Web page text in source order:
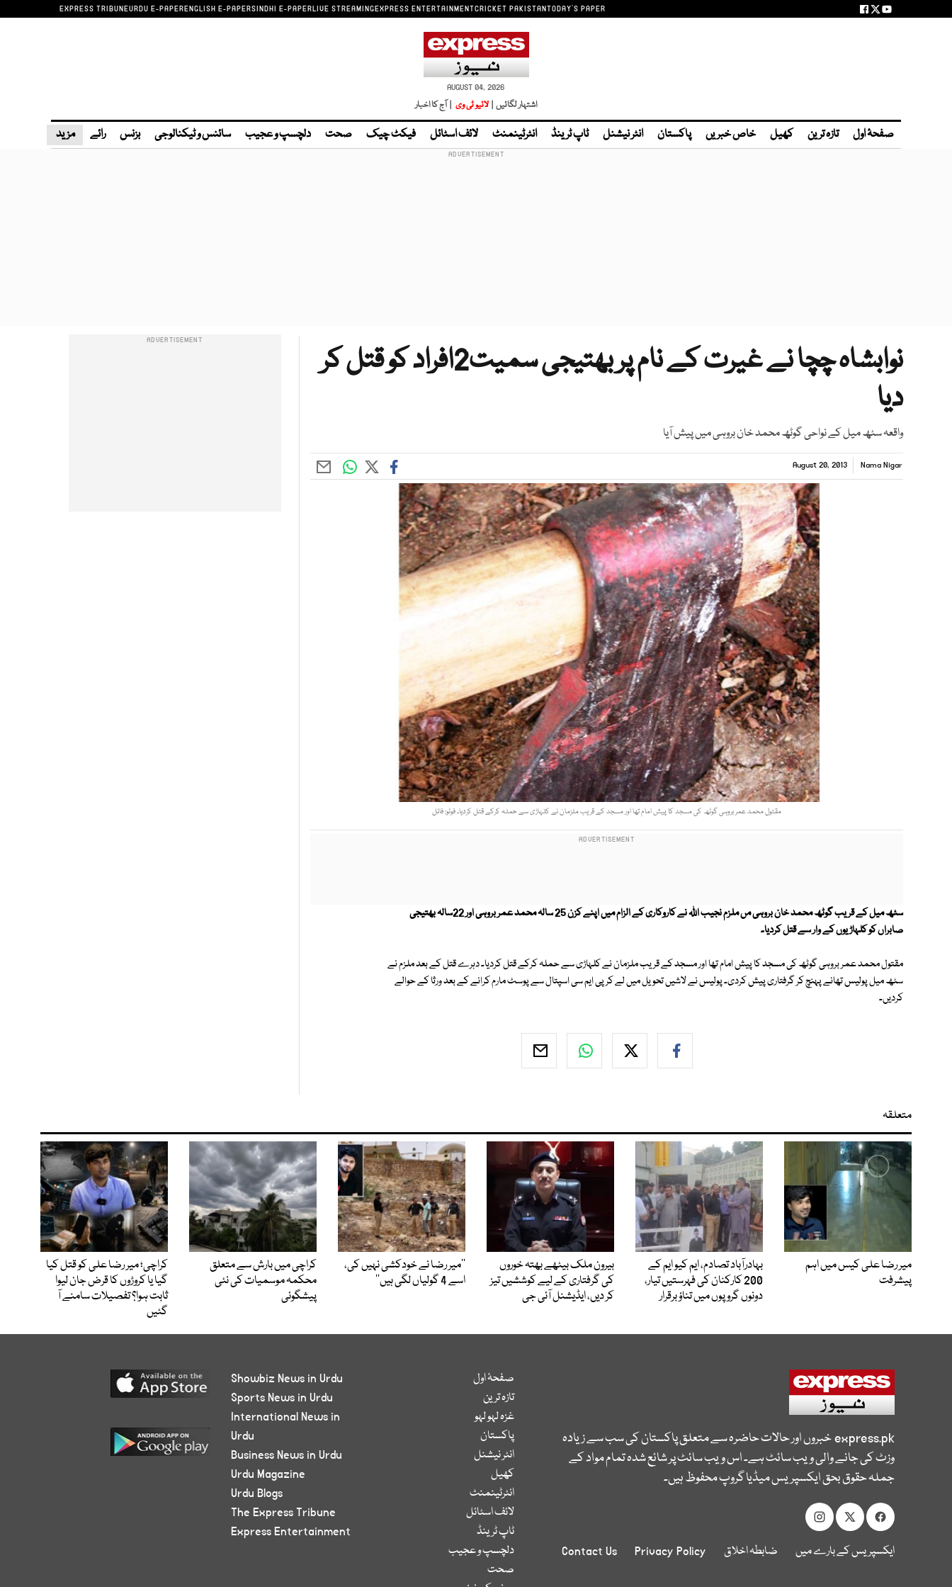
EXPRESS TRIBUNEURDU E-PAPERENGLISH E-PAPERSINDHI E-PAPERLIVE STREAMINGEXPRESS ENTERTAINMENTCRICKET PAKISTANTODAY'S PAPER
AUGUST 04, 2026
اشتہار لگائیں | لائیو ٹی وی | آج کا اخبار
صفحۂ اول تازہ ترین کھیل خاص خبریں پاکستان انٹر نیشنل ٹاپ ٹرینڈ انٹرٹینمنٹ لائف اسٹائل فیکٹ چیک صحت دلچسپ و عجیب سائنس و ٹیکنالوجی بزنس رائے مزید
نوابشاہ چچا نے غیرت کے نام پر بھتیجی سمیت2افراد کو قتل کر
دیا
واقعہ سٹھ میل کے نواحی گوٹھ محمد خان بروہی میں پیش آیا
Nama Nigar
August 20, 2013
مقتول محمد عمر بروہی گوٹھ کی مسجد کا پیش امام تھا اور مسجد کے قریب ملزمان نے کلہاڑی سے حملہ کرکے قتل کردیا۔ فوٹو: فائل
سٹھ میل کے قریب گوٹھ محمد خان بروہی مں ملزم نجیب اللہ نے کاروکاری کے الزام میں اپنے کزن 25 سالہ محمد عمر بروہی اور 22سالہ بھتیجی
صابراں کو کلہاڑیوں کے وار سے قتل کردیا۔
مقتول محمد عمر بروہی گوٹھ کی مسجد کا پیش امام تھا اور مسجد کے قریب ملزمان نے کلہاڑی سے حملہ کرکے قتل کردیا۔ دہرے قتل کے بعد ملزم نے
سٹھ میل پولیس تھانے پہنچ کر گرفتاری پیش کردی۔ پولیس نے لاشیں تحویل میں لے کر پی ایم سی اسپتال سے پوسٹ مارم کرانے کے بعد ورثا کے حوالے
کردیں۔
متعلقہ
میر رضا علی کیس میں اہم
پیشرفت
بہادرآباد تصادم، ایم کیو ایم کے
200 کارکنان کی فہرستیں تیار،
دونوں گروپوں میں تناؤ برقرار
بیرون ملک بیٹھے بھتہ خوروں
کی گرفتاری کے لیے کوششیں تیز
کر دیں، ایڈیشنل آئی جی
’’میر رضا نے خودکشی نہیں کی،
اسے 4 گولیاں لگی ہیں‘‘
کراچی میں بارش سے متعلق
محکمہ موسمیات کی نئی
پیشگوئی
کراچی؛ میر رضا علی کو قتل کیا
گیا یا کروڑوں کا قرض جان لیوا
ثابت ہوا؟ تفصیلات سامنے آ
گئیں
express.pkخبروں اور حالات حاضرہ سے متعلق پاکستان کی سب سے زیادہ
وزٹ کی جانے والی ویب سائٹ ہے۔ اس ویب سائٹ پر شائع شدہ تمام مواد کے
جملہ حقوق بحق ایکسپریس میڈیا گروپ محفوظ ہیں۔
ایکسپریس کے بارے میں ضابطہ اخلاق Privacy Policy
Contact Us
صفحۂ اول
تازہ ترین
غزہ لہو لہو
پاکستان
انٹر نیشنل
کھیل
انٹرٹینمنٹ
لائف اسٹائل
ٹاپ ٹرینڈ
دلچسپ و عجیب
صحت
Showbiz News in Urdu
Sports News in Urdu
International News in
Urdu
Business News in Urdu
Urdu Magazine
Urdu Blogs
The Express Tribune
Express Entertainment